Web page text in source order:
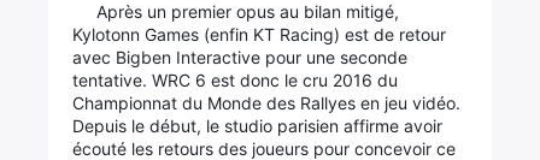
Après un premier opus au bilan mitigé,
Kylotonn Games (enfin KT Racing) est de retour
avec Bigben Interactive pour une seconde
tentative. WRC 6 est donc le cru 2016 du
Championnat du Monde des Rallyes en jeu vidéo.
Depuis le début, le studio parisien affirme avoir
écouté les retours des joueurs pour concevoir ce